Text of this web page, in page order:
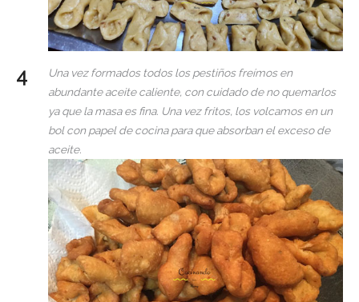
Una vez formados todos los pestiños freímos en
abundante aceite caliente, con cuidado de no quemarlos
ya que la masa es fina. Una vez fritos, los volcamos en un
bol con papel de cocina para que absorban el exceso de
aceite.